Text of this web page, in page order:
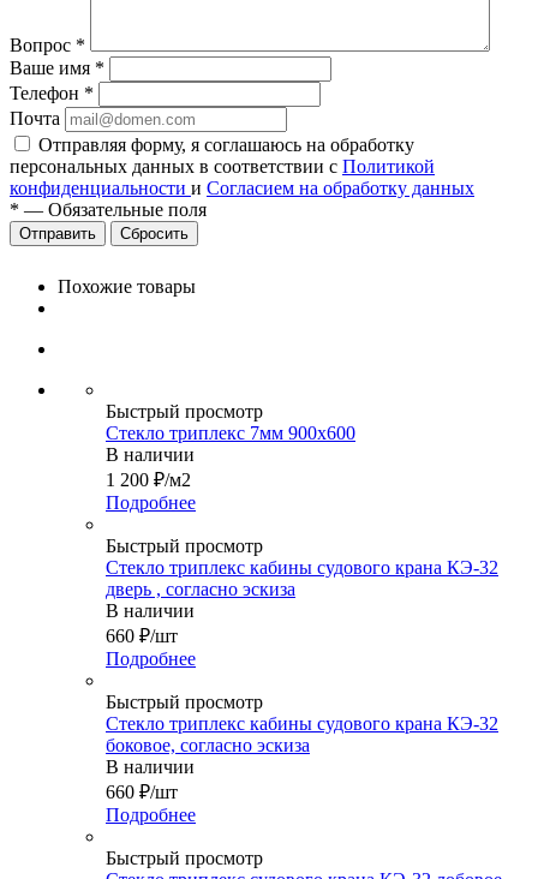
Вопрос *
Ваше имя *
Телефон *
Почта
Отправляя форму, я соглашаюсь на обработку
персональных данных в соответствии с Политикой
конфиденциальности и Согласием на обработку данных
* — Обязательные поля
Сбросить
Похожие товары
Быстрый просмотр
Стекло триплекс 7мм 900х600
В наличии
1 200 ₽/м2
Подробнее
Быстрый просмотр
Стекло триплекс кабины судового крана КЭ-32
дверь , согласно эскиза
В наличии
660 ₽/шт
Подробнее
Быстрый просмотр
Стекло триплекс кабины судового крана КЭ-32
боковое, согласно эскиза
В наличии
660 ₽/шт
Подробнее
Быстрый просмотр